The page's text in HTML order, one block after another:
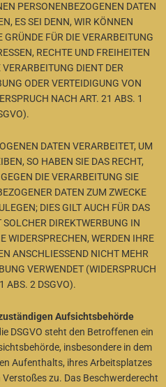
PERSONENBEZOGENEN DATEN
ES SEI DENN, WIR KÖNNEN
FÜR DIE VERARBEITUNG
RECHTE UND FREIHEITEN
VERARBEITUNG DIENT DER
ODER VERTEIDIGUNG VON
NACH ART. 21 ABS. 1
DATEN VERARBEITET, UM
SO HABEN SIE DAS RECHT,
DIE VERARBEITUNG SIE
DATEN ZUM ZWECKE
DIES GILT AUCH FÜR DAS
DIREKTWERBUNG IN
WIDERSPRECHEN, WERDEN IHRE
ANSCHLIESSEND NICHT MEHR
VERWENDET (WIDERSPRUCH
ABS. 2 DSGVO).
Aufsichtsbehörde
DSGVO steht den Betroffenen ein
insbesondere in dem
Aufenthalts, ihres Arbeitsplatzes
zu. Das Beschwerderecht